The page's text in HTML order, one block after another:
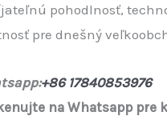
pohodlnosť,
pre dnešný
+86 17840853976
na Whatsapp pre